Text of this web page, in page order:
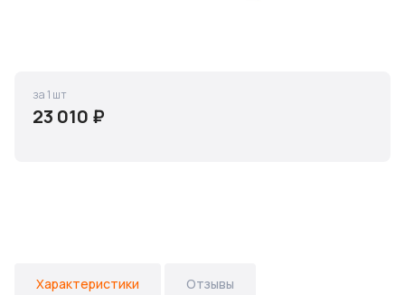
23 010 ₽
за 1 шт
Характеристики Отзывы